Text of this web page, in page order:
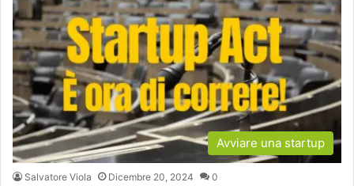
Avviare una startup
Salvatore Viola Dicembre 20, 2024 0